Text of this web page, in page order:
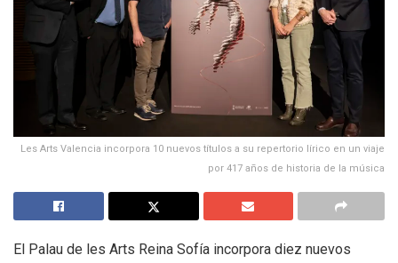
Les Arts Valencia incorpora 10 nuevos títulos a su repertorio lírico en un viaje
por 417 años de historia de la música
El Palau de les Arts Reina Sofía incorpora diez nuevos